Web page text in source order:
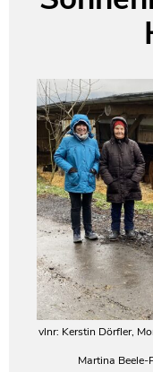
vlnr: Kerstin Dörfler,
Martina Beele-
Testament und
Netzwerk- und